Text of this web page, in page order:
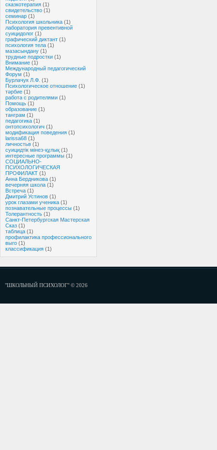
сказкотерапия (1)
свидетельство (1)
семинар (1)
Психология школьника (1)
лаборатория превентивной
суицидолог (1)
графический диктант (1)
психология тела (1)
мазасындану (1)
трудные подростки (1)
Внимание (1)
Международный педагогический
Форум (1)
Бурлачук Л.Ф. (1)
Психологическое отношение (1)
тәрбие (1)
работа с родителями (1)
Помощь (1)
образование (1)
танграм (1)
педагогика (1)
онтопсихологич (1)
модификация поведения (1)
larissa68 (1)
личностьв (1)
суицидтік мінез-құлық (1)
интересные программы (1)
СОЦИАЛЬНО-
ПСИХОЛОГИЧЕСКАЯ
ПРОФИЛАКТ (1)
Анна Бердникова (1)
вечерняя школа (1)
Встреча (1)
Дмитрий Устинов (1)
урок глазами ученика (1)
познавательные процессы (1)
Толерантность (1)
Санкт-Петербургская Мастерская
Сказ (1)
таблица (1)
профилактика профессионального
выго (1)
классификация (1)
"ШКОЛЬНЫЙ ПСИХОЛОГ" © 2026